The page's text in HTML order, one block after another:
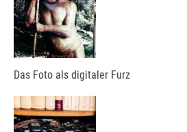
Das Foto als digitaler Furz